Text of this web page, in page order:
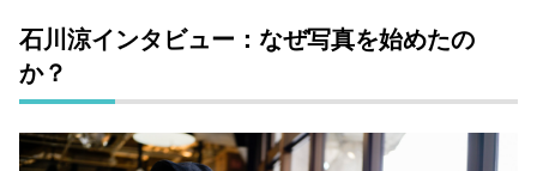
石川涼インタビュー：なぜ写真を始めたの
か？